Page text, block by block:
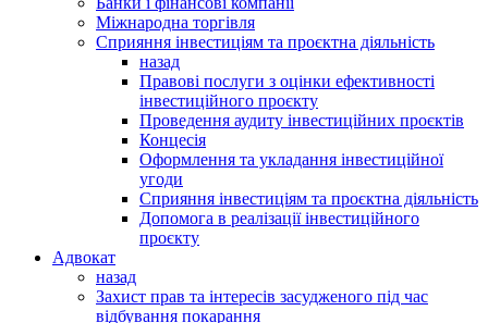
Міжнародна торгівля
Сприяння інвестиціям та проєктна діяльність
назад
Правові послуги з оцінки ефективності
інвестиційного проєкту
Проведення аудиту інвестиційних проєктів
Концесія
Оформлення та укладання інвестиційної
угоди
Сприяння інвестиціям та проєктна діяльність
Допомога в реалізації інвестиційного
проєкту
Адвокат
назад
Захист прав та інтересів засудженого під час
відбування покарання